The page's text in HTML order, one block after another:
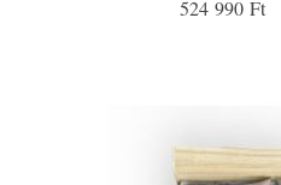
524 990 Ft